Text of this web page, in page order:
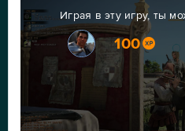
Играя в эту игру, ты
100